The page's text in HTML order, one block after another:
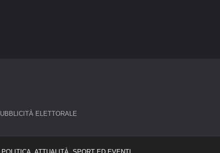
ELETTORALE